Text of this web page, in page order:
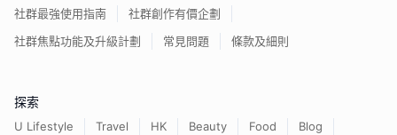
社群最強使用指南
社群創作有價企劃
社群焦點功能及升級計劃
常見問題 條款及細則
探索
U Lifestyle Travel HK Beauty Food
Blog